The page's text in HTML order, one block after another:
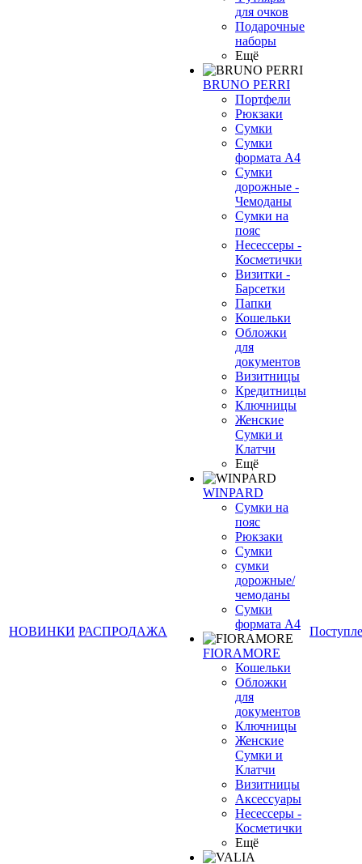
НОВИНКИ РАСПРОДАЖА
для очков
Подарочные
наборы
Ещё
BRUNO PERRI
Портфели
Рюкзаки
Сумки
Сумки
формата А4
Сумки
дорожные -
Чемоданы
Сумки на
пояс
Несессеры -
Косметички
Визитки -
Барсетки
Папки
Кошельки
Обложки
для
документов
Визитницы
Кредитницы
Ключницы
Женские
Сумки и
Клатчи
Ещё
WINPARD
Сумки на
пояс
Рюкзаки
Сумки
сумки
дорожные/
чемоданы
Сумки
формата А4
FIORAMORE
Кошельки
Обложки
для
документов
Ключницы
Женские
Сумки и
Клатчи
Визитницы
Аксессуары
Несессеры -
Косметички
Ещё